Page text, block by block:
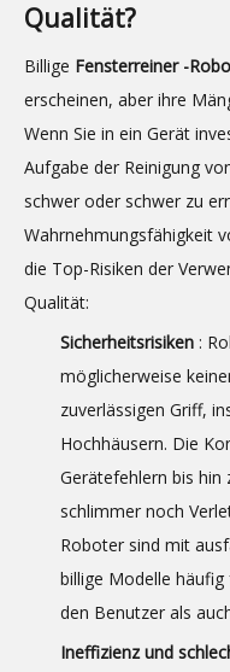
Qualität?
Billige Fensterreiner -
erscheinen, aber ihre
Wenn Sie in ein Gerät
Aufgabe der Reinigung
schwer oder schwer zu
Wahrnehmungsfähigkeit
die Top-Risiken der
Qualität:
Sicherheitsrisiken :
möglicherweise
zuverlässigen Griff,
Hochhäusern. Die
Gerätefehlern bis hin
schlimmer noch
Roboter sind mit
billige Modelle
den Benutzer als
Ineffizienz und